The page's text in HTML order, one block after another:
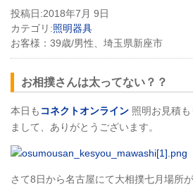
投稿日:2018年7月 9日
カテゴリ:照明器具
お客様： 39歳/男性、埼玉県新座市
お相撲さんは太ってない？？
本日も コネクトオンライン 照明お見積
まして、ありがとうございます。
さて8日から名古屋にて大相撲七月場所